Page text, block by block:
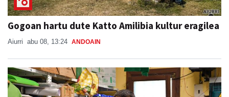
Gogoan hartu dute Katto Amilibia kultur eragilea
Aiurri abu 08, 13:24 ANDOAIN